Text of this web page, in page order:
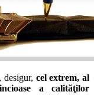
desigur, cel extrem, al
a calităţilor